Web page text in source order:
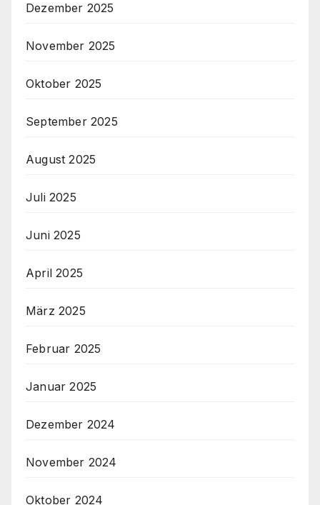
Dezember 2025
November 2025
Oktober 2025
September 2025
August 2025
Juli 2025
Juni 2025
April 2025
März 2025
Februar 2025
Januar 2025
Dezember 2024
November 2024
Oktober 2024